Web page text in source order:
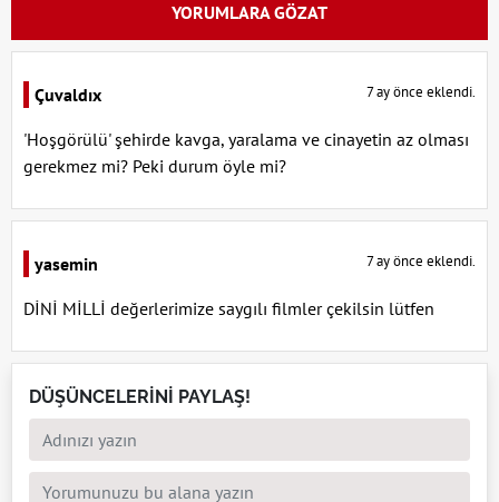
YORUMLARA GÖZAT
Çuvaldıx 7 ay önce eklendi.
'Hoşgörülü' şehirde kavga, yaralama ve cinayetin az olması
gerekmez mi? Peki durum öyle mi?
yasemin 7 ay önce eklendi.
DİNİ MİLLİ değerlerimize saygılı filmler çekilsin lütfen
DÜŞÜNCELERİNİ PAYLAŞ!